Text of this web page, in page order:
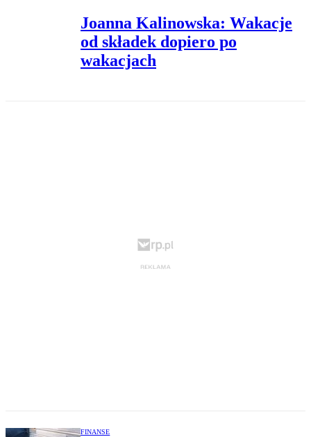
Joanna Kalinowska: Wakacje
od składek dopiero po
wakacjach
FINANSE